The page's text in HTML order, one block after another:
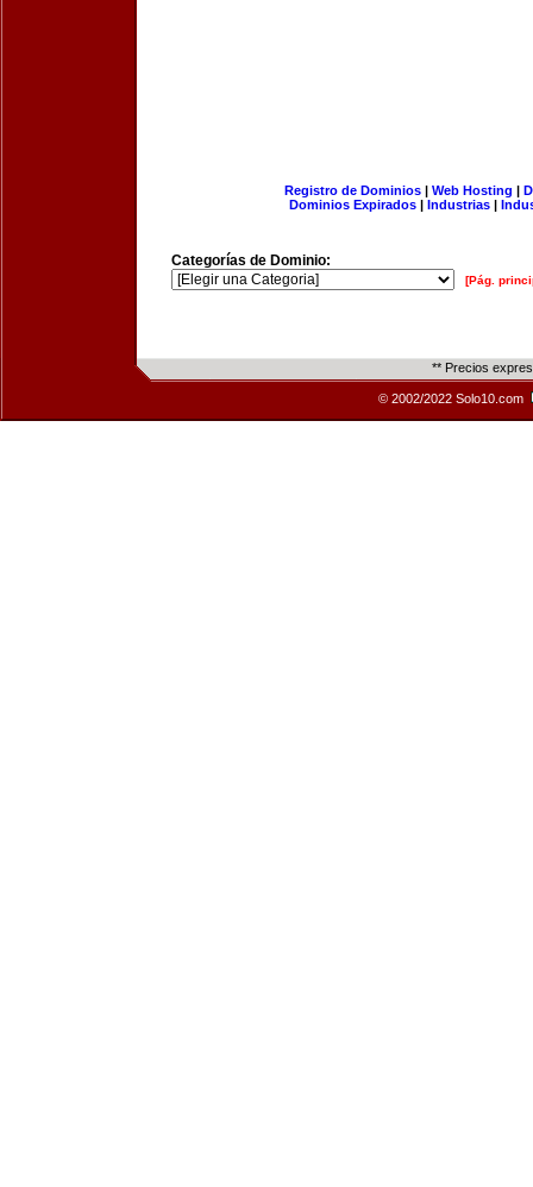
Registro de Dominios| Web Hosting |
Dominios Expirados | Industrias |
Categorías de Dominio:
[Pág.
** Precios
© 2002/2022 Solo10.com